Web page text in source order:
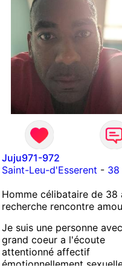
Juju971-972
Saint-Leu-d'Esserent - 38
Homme célibataire de 38
recherche rencontre
Je suis une personne
grand coeur a l'écoute
attentionné affectif
émotionnellement